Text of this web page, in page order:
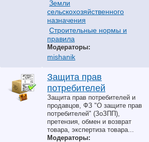
Земли
сельскохозяйственного
назначения
Строительные нормы и
правила
Модераторы:
mishanik
Защита прав
потребителей
Защита прав потребителей и
продавцов, ФЗ "О защите прав
потребителей" (ЗоЗПП),
претензия, обмен и возврат
товара, экспертиза товара...
Модераторы: